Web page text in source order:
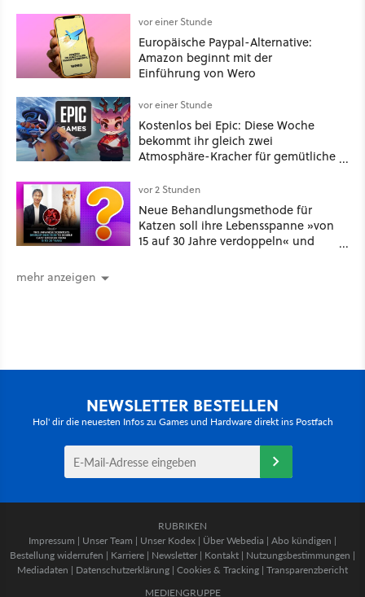
vor einer Stunde
Europäische Paypal-Alternative:
Amazon beginnt mit der
Einführung von Wero
vor einer Stunde
Kostenlos bei Epic: Diese Woche
bekommt ihr gleich zwei
Atmosphäre-Kracher für gemütliche
vor 2 Stunden
Neue Behandlungsmethode für
Katzen soll ihre Lebensspanne »von
15 auf 30 Jahre verdoppeln« und
mehr anzeigen
NEWSLETTER BESTELLEN
Hol' dir die neuesten Infos zu Games und Hardware direkt ins Postfach
RUBRIKEN
Impressum | Unser Team | Unser Kodex | Über Webedia | Abo kündigen |
Bestellung widerrufen | Karriere | Newsletter | Kontakt | Nutzungsbestimmungen |
Mediadaten | Datenschutzerklärung | Cookies & Tracking | Transparenzbericht
MEDIENGRUPPE